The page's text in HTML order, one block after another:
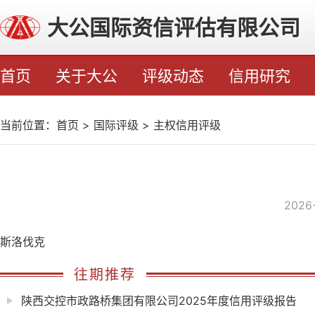
大公国际资信评估有限公司
首页 关于大公 评级动态 信用研究
当前位置： 首页 > 国际评级 > 主权信用评级
斯洛伐克
往期推荐
陕西交控市政路桥集团有限公司2025年度信用评级报告